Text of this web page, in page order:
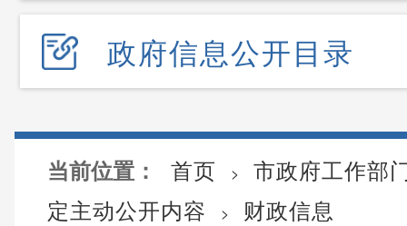
政府信息公开目录
当前位置： 首页 >
市政府工作部
定主动公开内容
> 财政信息